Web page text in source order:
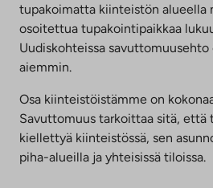
tupakoimatta kiinteistön alueella
osoitettua tupakointipaikkaa
Uudiskohteissa
aiemmin.
Osa kiinteistöistämme on
Savuttomuus tarkoittaa sitä, että
kiellettyä kiinteistössä, sen
piha-alueilla ja yhteisissä tiloissa.